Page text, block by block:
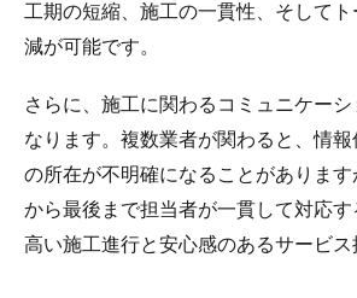
工期の短縮、施工の一貫性、そして
減が可能です。
さらに、施工に関わるコミュニケー
なります。複数業者が関わると、情
の所在が不明確になることがあります
から最後まで担当者が一貫して対応
高い施工進行と安心感のあるサービス